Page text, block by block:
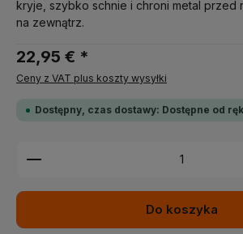
kryje, szybko schnie i chroni metal przed
na zewnątrz.
22,95 € *
Ceny z VAT plus koszty wysyłki
Dostępny, czas dostawy: Dostępne od
Ilość produktu: Wprowadź
Do koszyka